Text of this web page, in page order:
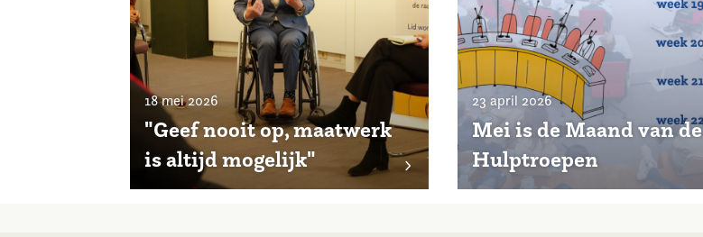
18 mei 2026
"Geef nooit op, maatwerk
is altijd mogelijk"
23 april 2026
Mei is de Maand van de
Hulptroepen